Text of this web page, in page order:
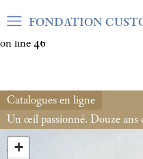
Warning: Undefined array key
on line 46
FONDATION
Catalogues en ligne
Un œil passionné. Douze ans
+